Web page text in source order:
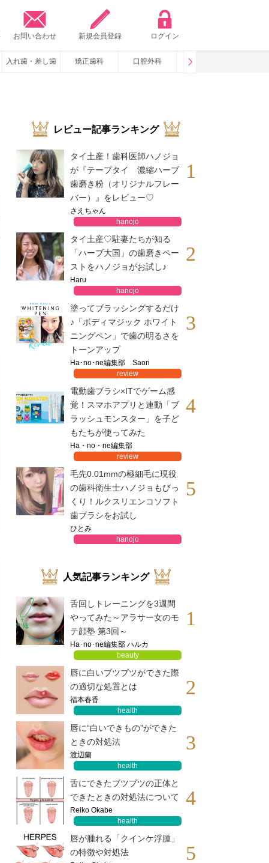
お問い合わせ 新規会員登録 ログイン
入れ歯・差し歯 矯正歯科 口腔外科 咬み合わせ
レビュー記事ランキング
タイ土産！歯科医師ハノジョ
が『テープタイ 濃縮ハーブ
歯磨き粉（オリジナルフレー
バー）』をレビュー♡
さえちゃん
hanojo
1
タイ土産♡駐妻たちが知る
「ハーブ大国」の歯磨きペー
ストをハノジョがお試し♪
Haru
hanojo
2
塗ってブラッシングするだけ
♪「ボディマジック ホワイト
ニングペン」で歯の明るさを
トーンアップ
Ha･no･ne編集部 Saori
review
3
電動歯ブラシ×ITでゲーム感
覚！スマホアプリと連動「ブ
ラッシュモンスター」を子ど
もたちが使ってみた
Ha・no・ne編集部
review
4
毛先0.01mmの極細毛に現役
の歯科衛生士ハノジョもびっ
くり！ルクスリエンコソフト
歯ブラシをお試し
ひとみ
hanojo
5
人気記事ランキング
舌回しトレーニングを3週間
やってみた～アラサー女のモ
テ顔塾 第3回～
Ha･no･ne編集部 ハルカ
beauty
1
唇に白いブツブツができた際
の適切な処置とは
福本春香
health
2
唇に“白いできもの”ができた
ときの対処法
渡辺蘭
health
3
舌にできたブツブツの正体と
できたときの対処法について
Reiko Okabe
health
4
唇が腫れる「クインケ浮腫」
の特徴や対処法
5